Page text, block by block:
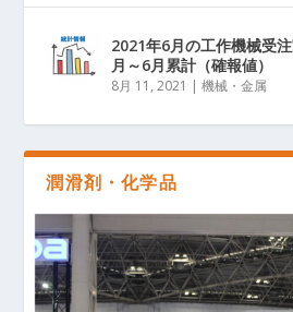
2021年6月の工作機械受
月～6月累計（確報値）
8月 11, 2021 |機械・金属
潤滑剤・化学品